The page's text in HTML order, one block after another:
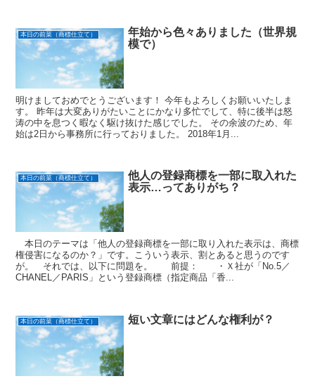
本日の前菜（商標仕立て）
年始から色々ありました（世界規
模で）
明けましておめでとうございます！ 今年もよろしくお願いいたしま
す。 昨年は大変ありがたいことにかなり多忙でして、特に後半は怒
涛の中を息つく暇なく駆け抜けた感じでした。 その余波のため、年
始は2日から事務所に行っておりました。 2018年1月...
本日の前菜（商標仕立て）
他人の登録商標を一部に取入れた
表示…ってありがち？
本日のテーマは「他人の登録商標を一部に取り入れた表示は、商標
権侵害になるのか？」です。こういう表示、割とあると思うのです
が。 それでは、以下に問題を。 前提： ・Ｘ社が「No.5／
CHANEL／PARIS」という登録商標（指定商品「香...
本日の前菜（商標仕立て） 短い文章にはどんな権利が？